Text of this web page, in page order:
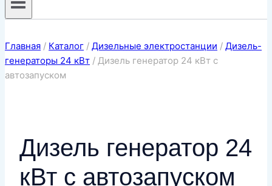
Главная / Каталог / Дизельные электростанции / Дизель-
генераторы 24 кВт / Дизель генератор 24 кВт с
автозапуском
Дизель генератор 24
кВт с автозапуском